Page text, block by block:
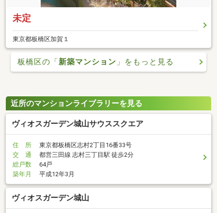
未定
東京都板橋区加賀１
板橋区の「新築マンション 」をもっと見る
近所のマンションライブラリーを見る
ヴィオスガーデン城山サウススクエア
住 所
東京都板橋区志村2丁目16番33号
交 通
都営三田線 志村三丁目駅 徒歩2分
総戸数
64戸
築年月
平成12年3月
ヴィオスガーデン城山